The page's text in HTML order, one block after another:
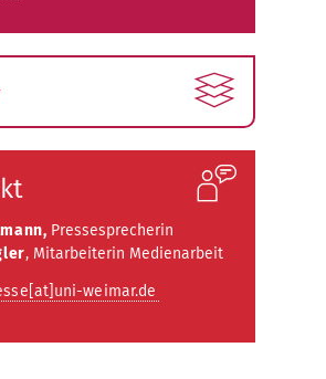
Pressesprecherin
, Mitarbeiterin Medienarbeit
weimar.de